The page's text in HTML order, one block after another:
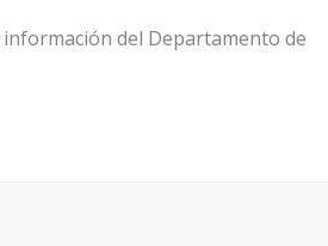
del Departamento de